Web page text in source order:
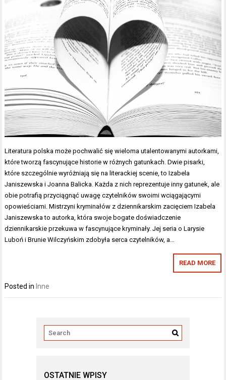
Literatura polska może pochwalić się wieloma utalentowanymi autorkami,
które tworzą fascynujące historie w różnych gatunkach. Dwie pisarki,
które szczególnie wyróżniają się na literackiej scenie, to Izabela
Janiszewska i Joanna Balicka. Każda z nich reprezentuje inny gatunek, ale
obie potrafią przyciągnąć uwagę czytelników swoimi wciągającymi
opowieściami. Mistrzyni kryminałów z dziennikarskim zacięciem Izabela
Janiszewska to autorka, która swoje bogate doświadczenie
dziennikarskie przekuwa w fascynujące kryminały. Jej seria o Larysie
Luboń i Brunie Wilczyńskim zdobyła serca czytelników, a…
READ MORE
Posted in Inne
OSTATNIE WPISY